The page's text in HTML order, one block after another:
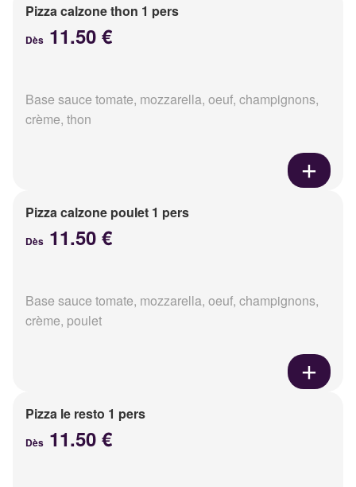
Pizza calzone thon 1 pers
Dès 11.50 €
Base sauce tomate, mozzarella, oeuf, champignons,
crème, thon
Pizza calzone poulet 1 pers
Dès 11.50 €
Base sauce tomate, mozzarella, oeuf, champignons,
crème, poulet
Pizza le resto 1 pers
Dès 11.50 €